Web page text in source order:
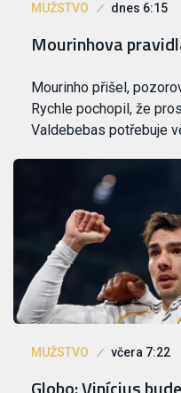
MUŽSTVO dnes 6:15
Mourinhova
Mourinho přišel,
Rychle pochopil, že
Valdebebas potřebuje
MUŽSTVO včera 7:22